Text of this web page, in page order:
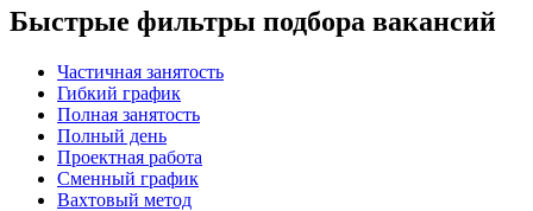
Быстрые фильтры подбора вакансий
Частичная занятость
Гибкий график
Полная занятость
Полный день
Проектная работа
Сменный график
Вахтовый метод